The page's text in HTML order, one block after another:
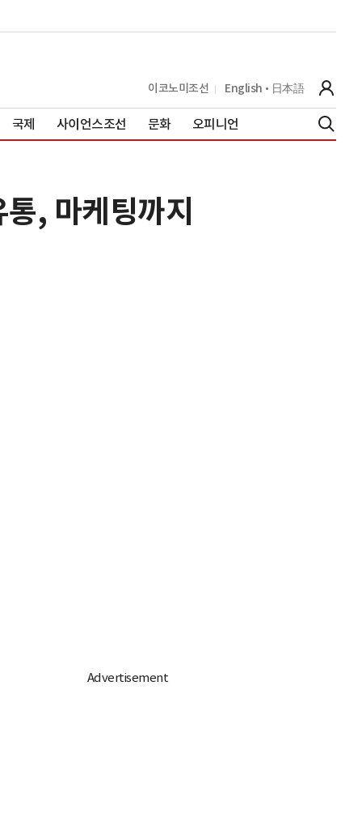
이코노미조선 English 日本語
국제 사이언스조선 문화 오피니언
, 마케팅까지